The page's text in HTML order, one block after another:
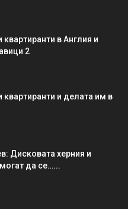
квартиранти в Англия и
2
квартиранти и делата им в
Дисковата херния и
да се…...